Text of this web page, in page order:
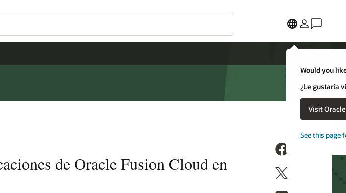
Would you
¿Le gustaría
Visit
See this page
de Oracle Fusion Cloud en